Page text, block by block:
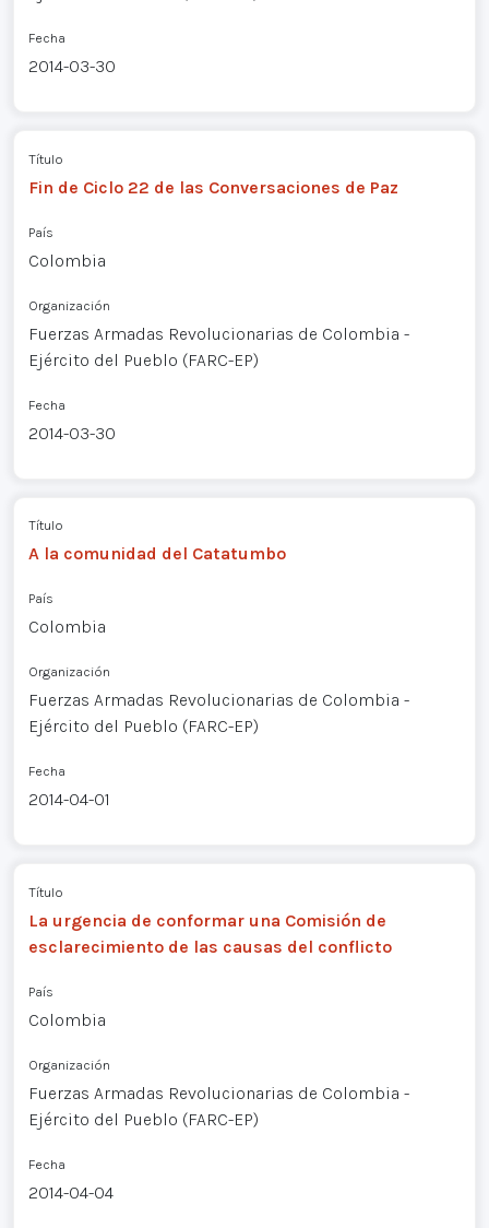
Fecha
2014-03-30
Título
Fin de Ciclo 22 de las Conversaciones de Paz
País
Colombia
Organización
Fuerzas Armadas Revolucionarias de Colombia -
Ejército del Pueblo (FARC-EP)
Fecha
2014-03-30
Título
A la comunidad del Catatumbo
País
Colombia
Organización
Fuerzas Armadas Revolucionarias de Colombia -
Ejército del Pueblo (FARC-EP)
Fecha
2014-04-01
Título
La urgencia de conformar una Comisión de
esclarecimiento de las causas del conflicto
País
Colombia
Organización
Fuerzas Armadas Revolucionarias de Colombia -
Ejército del Pueblo (FARC-EP)
Fecha
2014-04-04